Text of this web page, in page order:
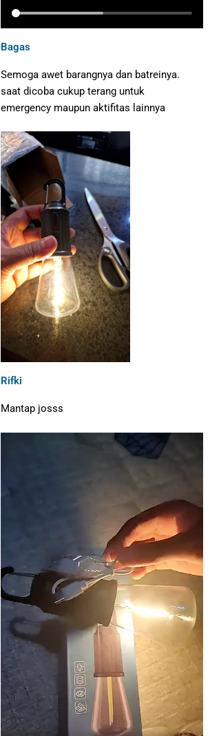
Bagas
Semoga awet barangnya dan batreinya.
saat dicoba cukup terang untuk
emergency maupun aktifitas lainnya
Rifki
Mantap josss